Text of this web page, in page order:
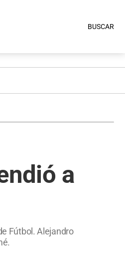
BUSCAR
a
Fútbol. Alejandro